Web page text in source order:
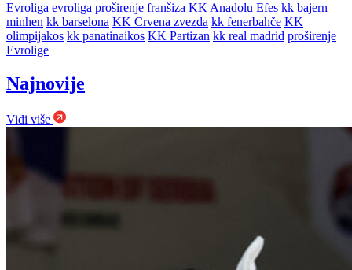
Evroliga evroliga proširenje franšiza KK Anadolu Efes kk bajern
minhen kk barselona KK Crvena zvezda kk fenerbahče KK
olimpijakos kk panatinaikos KK Partizan kk real madrid proširenje
Evrolige
Najnovije
Vidi više